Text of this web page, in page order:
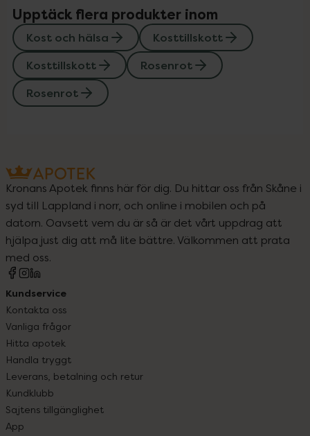
Upptäck flera produkter inom
Kost och hälsa
Kosttillskott
Kosttillskott
Rosenrot
Rosenrot
Kronans Apotek finns här för dig. Du hittar oss från Skåne i
syd till Lappland i norr, och online i mobilen och på
datorn. Oavsett vem du är så är det vårt uppdrag att
hjälpa just dig att må lite bättre. Välkommen att prata
med oss.
Kundservice
Kontakta oss
Vanliga frågor
Hitta apotek
Handla tryggt
Leverans, betalning och retur
Kundklubb
Sajtens tillgänglighet
App